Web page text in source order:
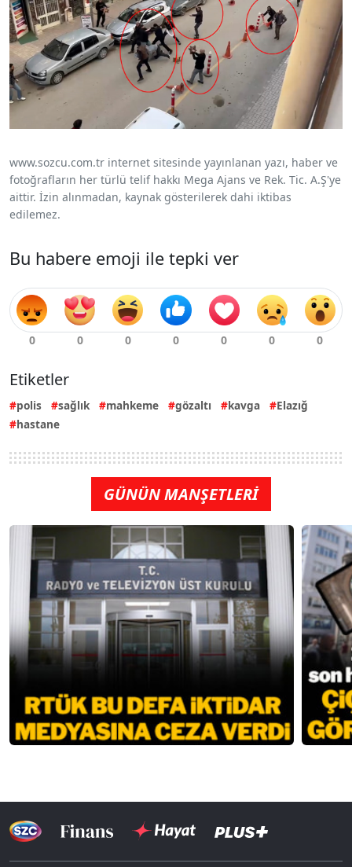
www.sozcu.com.tr internet sitesinde yayınlanan yazı, haber ve
fotoğrafların her türlü telif hakkı Mega Ajans ve Rek. Tic. A.Ş'ye
aittir. İzin alınmadan, kaynak gösterilerek dahi iktibas
edilemez.
Bu habere emoji ile tepki ver
Etiketler
polis sağlık mahkeme gözaltı kavga
Elazığ
hastane
GÜNÜN MANŞETLERİ